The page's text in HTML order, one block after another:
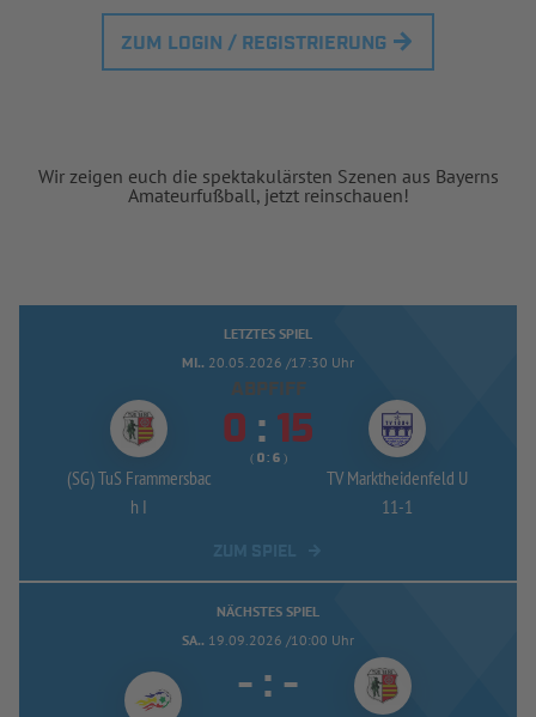
ZUM LOGIN / REGISTRIERUNG
Wir zeigen euch die spektakulärsten Szenen aus Bayerns
Amateurfußball, jetzt reinschauen!
LETZTES SPIEL
MI.. 20.05.2026 /17:30 Uhr
ABPFIFF
(SG) TuS Frammersbac
h I
 : 
( :  )
TV Marktheidenfeld U
11-1
NÄCHSTES SPIEL
SA.. 19.09.2026 /10:00 Uhr
- : -